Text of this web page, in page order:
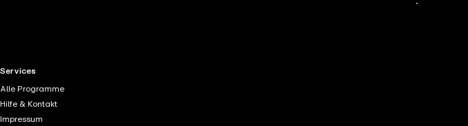
RTL+ useful links.
Services
Alle Programme
Hilfe & Kontakt
Impressum